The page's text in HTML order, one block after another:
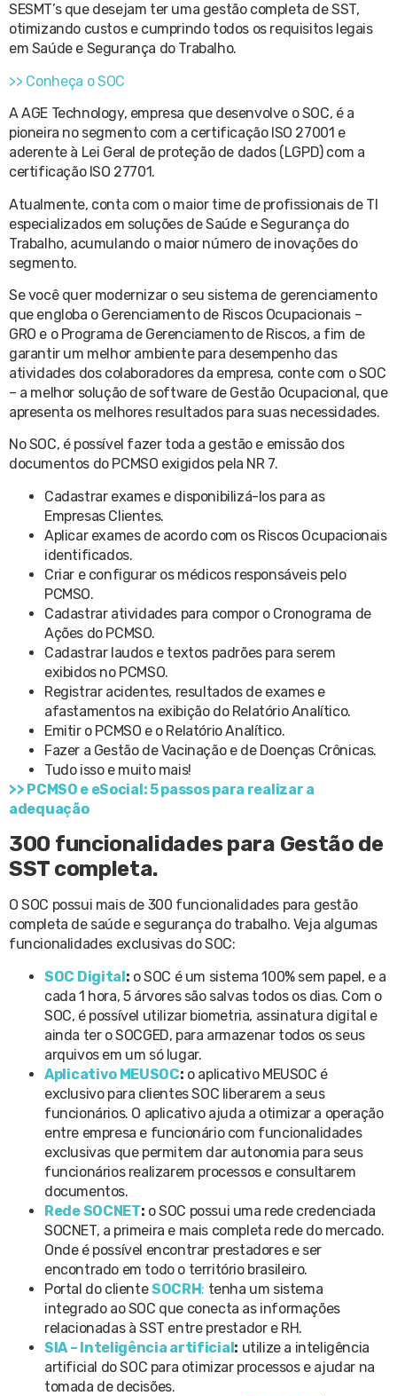
SESMT’s que desejam ter uma gestão completa de SST,
otimizando custos e cumprindo todos os requisitos legais
em Saúde e Segurança do Trabalho.
>> Conheça o SOC
A AGE Technology, empresa que desenvolve o SOC, é a
pioneira no segmento com a certificação ISO 27001 e
aderente à Lei Geral de proteção de dados (LGPD) com a
certificação ISO 27701.
Atualmente, conta com o maior time de profissionais de TI
especializados em soluções de Saúde e Segurança do
Trabalho, acumulando o maior número de inovações do
segmento.
Se você quer modernizar o seu sistema de gerenciamento
que engloba o Gerenciamento de Riscos Ocupacionais –
GRO e o Programa de Gerenciamento de Riscos, a fim de
garantir um melhor ambiente para desempenho das
atividades dos colaboradores da empresa, conte com o SOC
– a melhor solução de software de Gestão Ocupacional, que
apresenta os melhores resultados para suas necessidades.
No SOC, é possível fazer toda a gestão e emissão dos
documentos do PCMSO exigidos pela NR 7.
Cadastrar exames e disponibilizá-los para as
Empresas Clientes.
Aplicar exames de acordo com os Riscos Ocupacionais
identificados.
Criar e configurar os médicos responsáveis pelo
PCMSO.
Cadastrar atividades para compor o Cronograma de
Ações do PCMSO.
Cadastrar laudos e textos padrões para serem
exibidos no PCMSO.
Registrar acidentes, resultados de exames e
afastamentos na exibição do Relatório Analítico.
Emitir o PCMSO e o Relatório Analítico.
Fazer a Gestão de Vacinação e de Doenças Crônicas.
Tudo isso e muito mais!
>> PCMSO e eSocial: 5 passos para realizar a
adequação
300 funcionalidades para Gestão de
SST completa.
O SOC possui mais de 300 funcionalidades para gestão
completa de saúde e segurança do trabalho. Veja algumas
funcionalidades exclusivas do SOC:
SOC Digital: o SOC é um sistema 100% sem papel, e a
cada 1 hora, 5 árvores são salvas todos os dias. Com o
SOC, é possível utilizar biometria, assinatura digital e
ainda ter o SOCGED, para armazenar todos os seus
arquivos em um só lugar.
Aplicativo MEUSOC: o aplicativo MEUSOC é
exclusivo para clientes SOC liberarem a seus
funcionários. O aplicativo ajuda a otimizar a operação
entre empresa e funcionário com funcionalidades
exclusivas que permitem dar autonomia para seus
funcionários realizarem processos e consultarem
documentos.
Rede SOCNET: o SOC possui uma rede credenciada
SOCNET, a primeira e mais completa rede do mercado.
Onde é possível encontrar prestadores e ser
encontrado em todo o território brasileiro.
Portal do clienteSOCRH: tenha um sistema
integrado ao SOC que conecta as informações
relacionadas à SST entre prestador e RH.
SIA – Inteligência artificial: utilize a inteligência
artificial do SOC para otimizar processos e ajudar na
tomada de decisões.